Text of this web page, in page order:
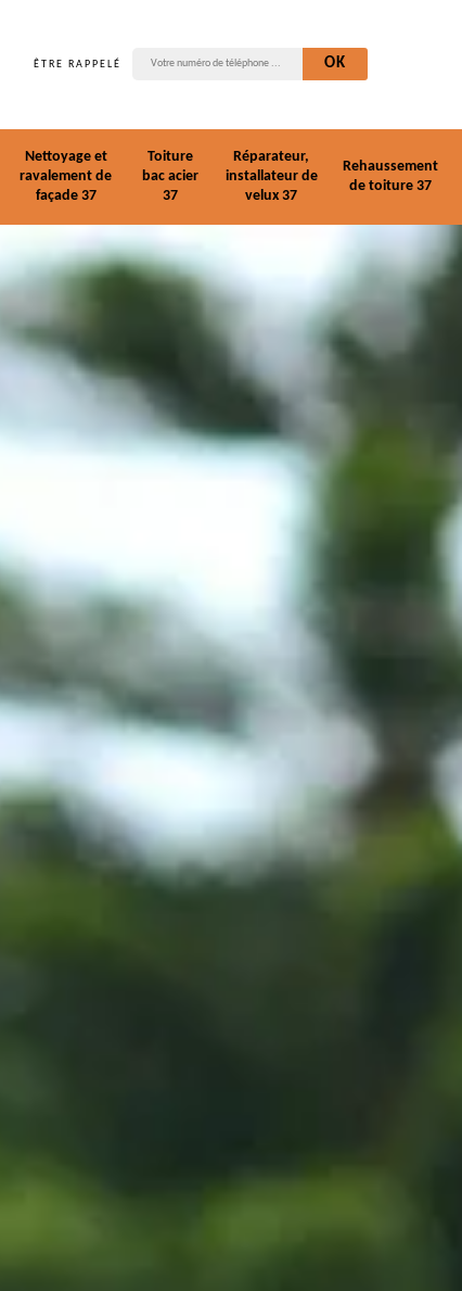
ÊTRE RAPPELÉ
Nettoyage et
ravalement de
façade 37
Toiture
bac acier
37
Réparateur,
installateur de
velux 37
Rehaussement
de toiture 37